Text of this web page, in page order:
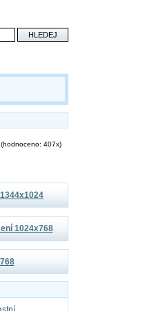
(hodnoceno: 407x)
1024x768